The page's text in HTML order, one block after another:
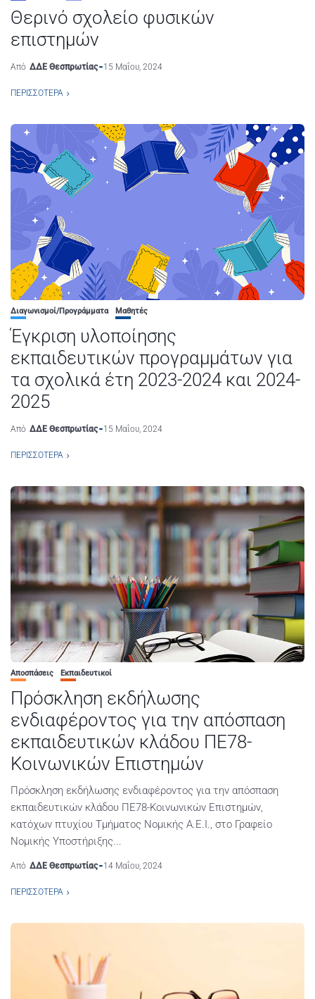
Θερινό σχολείο φυσικών
επιστημών
Από ΔΔΕ Θεσπρωτίας 15 Μαΐου, 2024
ΠΕΡΙΣΣΌΤΕΡΑ
Διαγωνισμοί/Προγράμματα Μαθητές
Έγκριση υλοποίησης
εκπαιδευτικών προγραμμάτων για
τα σχολικά έτη 2023-2024 και 2024-
2025
Από ΔΔΕ Θεσπρωτίας 15 Μαΐου, 2024
ΠΕΡΙΣΣΌΤΕΡΑ
Αποσπάσεις Εκπαιδευτικοί
Πρόσκληση εκδήλωσης
ενδιαφέροντος για την απόσπαση
εκπαιδευτικών κλάδου ΠΕ78-
Κοινωνικών Επιστημών
Πρόσκληση εκδήλωσης ενδιαφέροντος για την απόσπαση
εκπαιδευτικών κλάδου ΠΕ78-Κοινωνικών Επιστημών,
κατόχων πτυχίου Τμήματος Νομικής Α.Ε.Ι., στο Γραφείο
Νομικής Υποστήριξης...
Από ΔΔΕ Θεσπρωτίας 14 Μαΐου, 2024
ΠΕΡΙΣΣΌΤΕΡΑ